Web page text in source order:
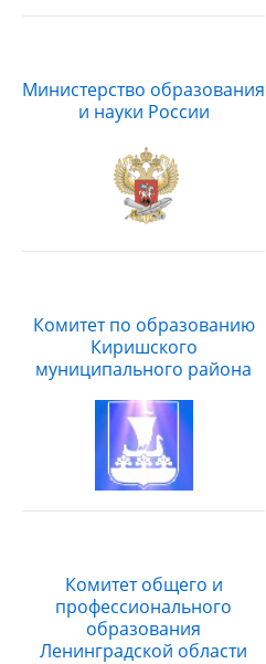
Министерство образования
и науки России
Комитет по образованию
Киришского
муниципального района
Комитет общего и
профессионального
образования
Ленинградской области